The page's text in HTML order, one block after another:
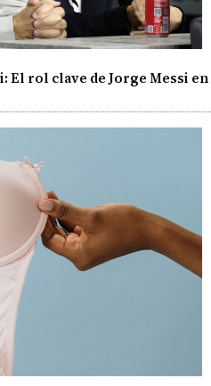
El rol clave de Jorge Messi en